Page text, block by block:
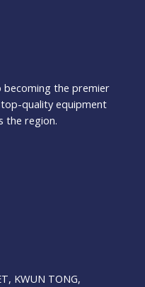
becoming the premier
quality equipment
the region.
KWUN TONG,